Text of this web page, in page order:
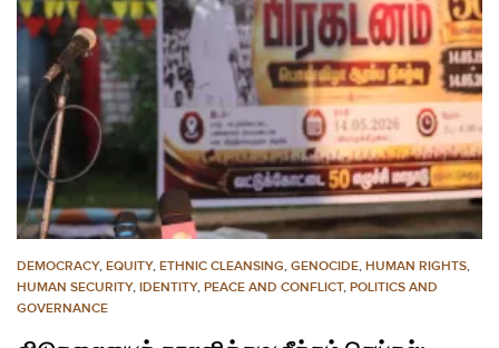
DEMOCRACY, EQUITY, ETHNIC CLEANSING, GENOCIDE, HUMAN RIGHTS,
HUMAN SECURITY, IDENTITY, PEACE AND CONFLICT, POLITICS AND
GOVERNANCE